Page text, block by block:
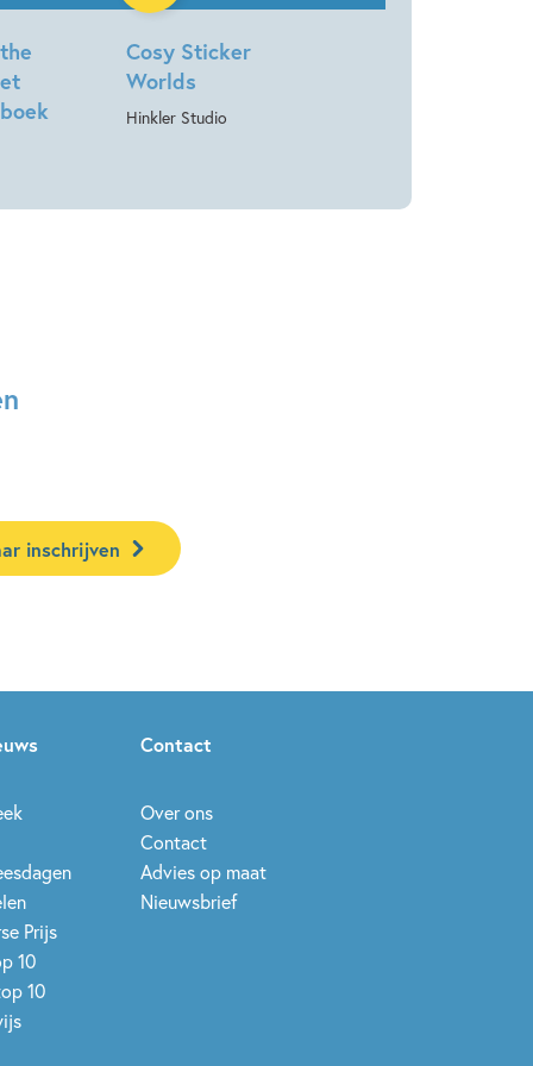
Cosy Sticker
Worlds
Hinkler Studio
inschrijven
Prijs
10
10
Contact
Over ons
Contact
Advies op maat
Nieuwsbrief